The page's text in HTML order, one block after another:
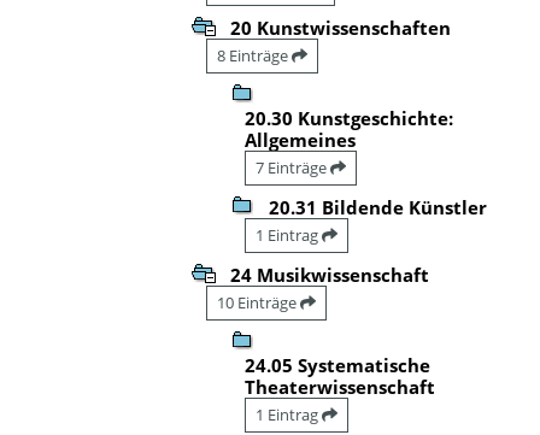
20 Kunstwissenschaften
8 Einträge
20.30 Kunstgeschichte:
Allgemeines
7 Einträge
20.31 Bildende Künstler
1 Eintrag
24 Musikwissenschaft
10 Einträge
24.05 Systematische
Theaterwissenschaft
1 Eintrag